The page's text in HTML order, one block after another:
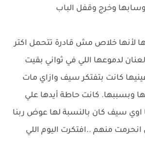
وخرج وقفل الباب
لأنها خلاص مش قادرة تتحمل اكتر
لدموعها اللي في ثواني بقيت
كانت بتفتكر سيف وازاي مات
وبسببها. كانت حاطة أيدها علي
اوي سيف كان بالنسبة لها عوض ربنا
انحرمت منهم ..افتكرت اليوم اللي